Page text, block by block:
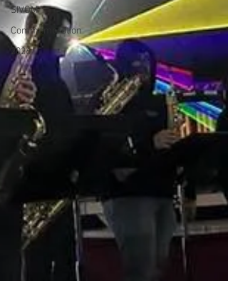
SIVOM
Commémoration
2026